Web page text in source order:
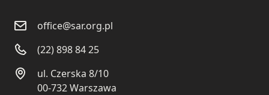
office@sar.org.pl
(22) 898 84 25
ul. Czerska 8/10
00-732 Warszawa